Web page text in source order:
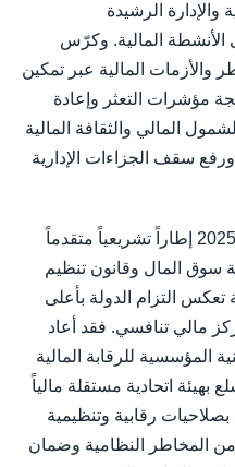
والإدارة الرشيدة
الأنشطة المالية. وكرّس
والأزمات المالية عبر تمكين
مؤشرات التعثر وإعادة
المالي والثقافة المالية
سقف الجزاءات الإدارية
كما أقرت دولة الإمارات في عام 2025 إطاراً تشريعياً متقدماً
سوق المال وقانون تنظيم
التزام الدولة بأعلى
مالي تنافسي. فقد أعاد
المؤسسية للرقابة المالية
بهيئة اتحادية مستقلة مالياً
بصلاحيات رقابية وتنظيمية
المخاطر النظامية وضمان